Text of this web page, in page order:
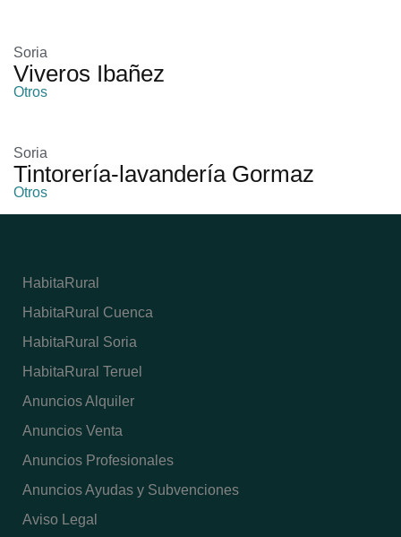
Soria
Viveros Ibañez
Otros
Soria
Tintorería-lavandería Gormaz
Otros
HabitaRural
HabitaRural Cuenca
HabitaRural Soria
HabitaRural Teruel
Anuncios Alquiler
Anuncios Venta
Anuncios Profesionales
Anuncios Ayudas y Subvenciones
Aviso Legal